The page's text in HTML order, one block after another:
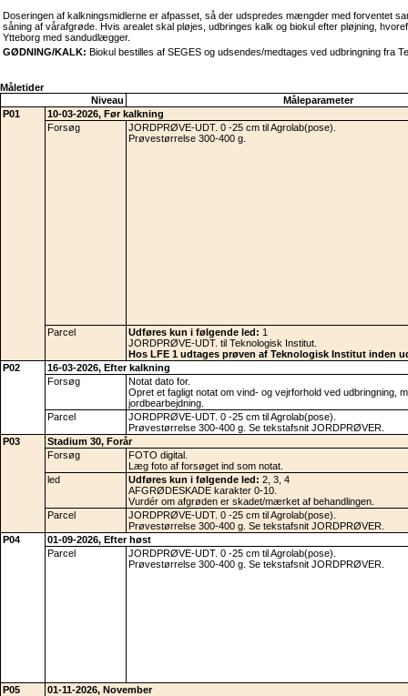
Doseringen af kalkningsmidlerne er afpasset, så der udspredes mængder med forventet
såning af vårafgrøde. Hvis arealet skal pløjes, udbringes kalk og biokul efter pløjning,
Ytteborg med sandudlægger.
GØDNING/KALK: Biokul bestilles af SEGES og udsendes/medtages ved udbringning fra
Måletider
Niveau
Måleparameter
P01
10-03-2026, Før kalkning
Forsøg
JORDPRØVE-UDT. 0 -25 cm til Agrolab(pose).
Prøvestørrelse 300-400 g.
Parcel Udføres kun i følgende led: 1
JORDPRØVE-UDT. til Teknologisk Institut.
Hos LFE 1 udtages prøven af Teknologisk Institut inden
P02
16-03-2026, Efter kalkning
Forsøg
Notat dato for.
Opret et fagligt notat om vind- og vejrforhold ved udbringning,
jordbearbejdning.
Parcel
JORDPRØVE-UDT. 0 -25 cm til Agrolab(pose).
Prøvestørrelse 300-400 g. Se tekstafsnit JORDPRØVER.
P03
Stadium 30, Forår
Forsøg
FOTO digital.
Læg foto af forsøget ind som notat.
led
Udføres kun i følgende led: 2, 3, 4
AFGRØDESKADE karakter 0-10.
Vurdér om afgrøden er skadet/mærket af behandlingen.
Parcel
JORDPRØVE-UDT. 0 -25 cm til Agrolab(pose).
Prøvestørrelse 300-400 g. Se tekstafsnit JORDPRØVER.
P04
01-09-2026, Efter høst
Parcel
JORDPRØVE-UDT. 0 -25 cm til Agrolab(pose).
Prøvestørrelse 300-400 g. Se tekstafsnit JORDPRØVER.
P05
01-11-2026, November